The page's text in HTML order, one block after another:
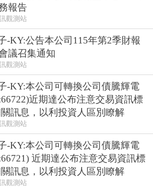
報告
觀測站
-KY:公告本公司115年第2季財報
議召集通知
觀測站
-KY:本公司可轉換公司債騰輝電
近期達公布注意交易資訊標
訊息，以利投資人區別瞭解
觀測站
-KY:本公司可轉換公司債騰輝電
近期達公布注意交易資訊標
訊息，以利投資人區別瞭解
觀測站